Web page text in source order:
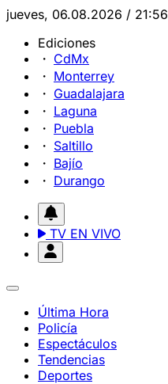
jueves, 06.08.2026 / 21:56
Ediciones
CdMx
Monterrey
Guadalajara
Laguna
Puebla
Saltillo
Bajío
Durango
TV EN VIVO
Última Hora
Policía
Espectáculos
Tendencias
Deportes